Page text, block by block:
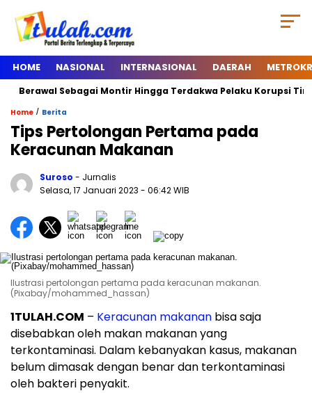
HOME NASIONAL INTERNASIONAL DAERAH
Sebagai Montir Hingga Terdakwa Pelaku Korupsi Timah,
Home / Berita
Tips Pertolongan Pertama pada
Keracunan Makanan
Suroso - Jurnalis
Selasa, 17 Januari 2023 - 06:42 WIB
Ilustrasi pertolongan pertama pada keracunan makanan.
(Pixabay/mohammed_hassan)
1TULAH.COM – Keracunan makanan bisa saja
disebabkan oleh makan makanan yang
terkontaminasi. Dalam kebanyakan kasus, makanan
belum dimasak dengan benar dan terkontaminasi
oleh bakteri penyakit.